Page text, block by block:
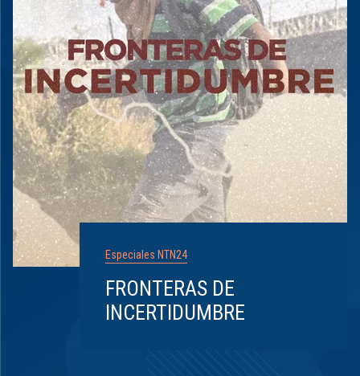
Especiales NTN24
FRONTERAS DE
INCERTIDUMBRE